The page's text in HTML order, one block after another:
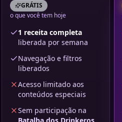
GRÁTIS
o que você tem hoje
1 receita completa
liberada por semana
Navegação e filtros
liberados
Acesso limitado aos
conteúdos especiais
Sem participação na
Batalha dos Drinkeros